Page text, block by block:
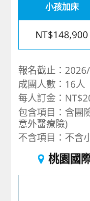
小孩加床
NT$148,900
報名截止：
成團人數：16人
每人訂金：
包含項目：含團
意外醫療險)
不含項目：不含
桃園國